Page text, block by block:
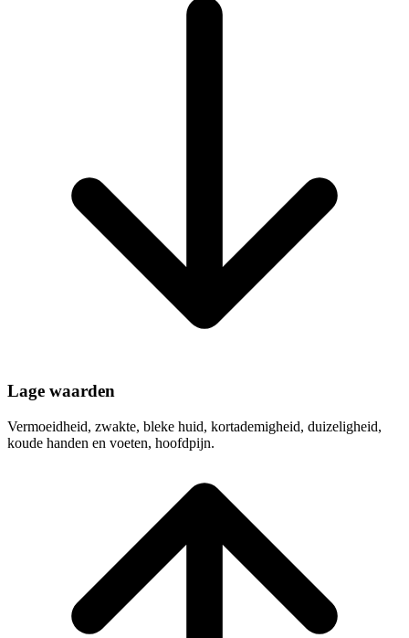
Lage waarden
Vermoeidheid, zwakte, bleke huid, kortademigheid, duizeligheid,
koude handen en voeten, hoofdpijn.